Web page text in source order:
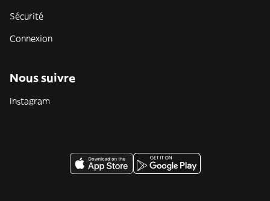
Sécurité
Connexion
Nous suivre
Instagram